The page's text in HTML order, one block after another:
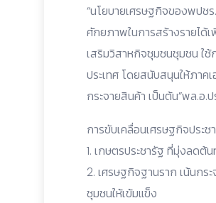
“นโยบายเศรษฐกิจของพปชร
ศักยภาพในการสร้างรายได้
เสริมวิสาหกิจชุมชนชุมชน ใ
ประเทศ โดยสนับสนุนให้ภา
กระจายสินค้า เป็นต้น”พล.อ.
การขับเคลื่อนเศรษฐกิจประ
1. เกษตรประชารัฐ ที่มุ่งลด
2. เศรษฐกิจฐานราก เน้นกร
ชุมชนให้เข้มแข็ง